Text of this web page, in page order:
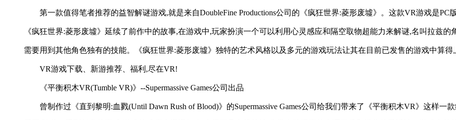
第一款值得笔者推荐的益智解谜游戏,就是来自DoubleFine Productions公司的《疯狂世界:菱形废墟》。这款VR游戏是PC
《疯狂世界:菱形废墟》延续了前作中的故事,在游戏中,玩家扮演一个可以利用心灵感应和隔空取物超能力来解谜,名叫拉兹
需要用到其他角色独有的技能。《疯狂世界:菱形废墟》独特的艺术风格以及多元的游戏玩法让其在目前已发售的游戏中算得
VR游戏下载、新游推荐、福利,尽在VR!
《平衡积木VR(Tumble VR)》--Supermassive Games公司出品
曾制作过《直到黎明:血戮(Until Dawn Rush of Blood)》的Supermassive Games公司给我们带来了《平衡积木VR》这样